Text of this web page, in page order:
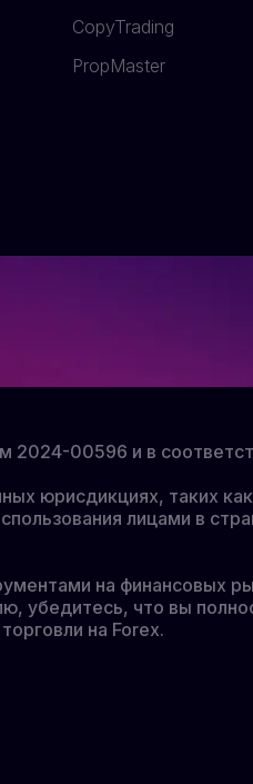
CopyTrading
PropMaster
2024-00596 и в
юрисдикциях, таких
лицами в
на финансовых
убедитесь, что вы
на Forex.